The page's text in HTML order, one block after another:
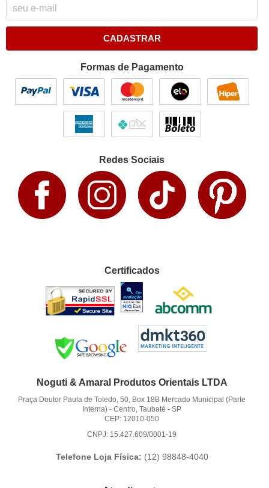
CADASTRAR
Formas de Pagamento
Redes Sociais
Certificados
Noguti & Amaral Produtos Orientais LTDA
Praça Doutor Paula de Toledo, 50, Box 18B Mercado Municipal (Parte
Interna) -Centro, Taubaté -SP
CEP: 12010-050
CNPJ: 15.427.609/0001-19
Telefone Loja Física: (12) 98848-4040